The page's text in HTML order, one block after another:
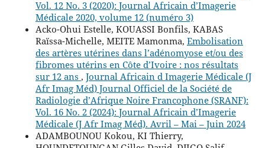
Vol. 12 No. 3 (2020): Journal Africain d’Imagerie
Médicale 2020, volume 12 (numéro 3)
Acko-Ohui Estelle, KOUASSI Bonfils, KABAS
Raïssa-Michelle, MEITE Mamonma, Embolisation
des artères utérines dans l’adénomyose et/ou des
fibromes utérins en Côte d’Ivoire : nos résultats
sur 12 ans , Journal Africain d Imagerie Médicale (J
Afr Imag Méd) Journal Officiel de la Société de
Radiologie d’Afrique Noire Francophone (SRANF):
Vol. 16 No. 2 (2024): Journal Africain d’Imagerie
Médicale (J Afr Imag Méd). Avril – Mai – Juin 2024
ADAMBOUNOU Kokou, KI Thierry,